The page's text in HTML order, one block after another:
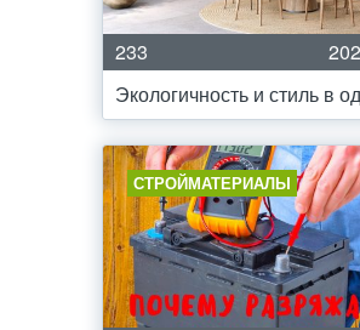
233
Экологичность и стиль в
СТРОЙМАТЕРИАЛЫ